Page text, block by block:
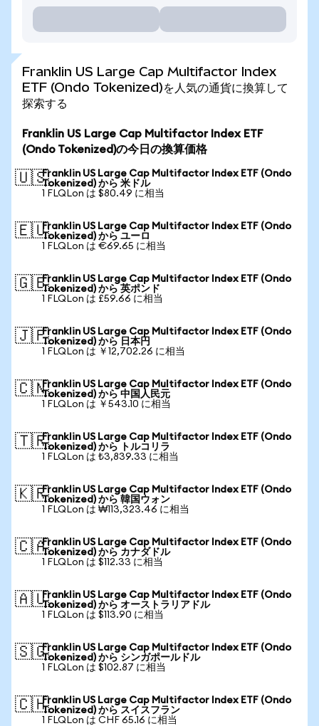
Franklin US Large Cap Multifactor Index
ETF (Ondo Tokenized)を人気の通貨に換算して
探索する
Franklin US Large Cap Multifactor Index ETF
(Ondo Tokenized)の今日の換算価格
🇺🇸Franklin US Large Cap Multifactor Index ETF (Ondo
Tokenized) から 米ドル
1 FLQLon は $80.49 に相当
🇪🇺Franklin US Large Cap Multifactor Index ETF (Ondo
Tokenized) から ユーロ
1 FLQLon は €69.65 に相当
🇬🇧Franklin US Large Cap Multifactor Index ETF (Ondo
Tokenized) から 英ポンド
1 FLQLon は £59.66 に相当
🇯🇵Franklin US Large Cap Multifactor Index ETF (Ondo
Tokenized) から 日本円
1 FLQLon は ￥12,702.26 に相当
🇨🇳Franklin US Large Cap Multifactor Index ETF (Ondo
Tokenized) から 中国人民元
1 FLQLon は ￥543.10 に相当
🇹🇷Franklin US Large Cap Multifactor Index ETF (Ondo
Tokenized) から トルコリラ
1 FLQLon は ₺3,839.33 に相当
🇰🇷Franklin US Large Cap Multifactor Index ETF (Ondo
Tokenized) から 韓国ウォン
1 FLQLon は ₩113,323.46 に相当
🇨🇦Franklin US Large Cap Multifactor Index ETF (Ondo
Tokenized) から カナダドル
1 FLQLon は $112.33 に相当
🇦🇺Franklin US Large Cap Multifactor Index ETF (Ondo
Tokenized) から オーストラリアドル
1 FLQLon は $113.90 に相当
🇸🇬Franklin US Large Cap Multifactor Index ETF (Ondo
Tokenized) から シンガポールドル
1 FLQLon は $102.87 に相当
🇨🇭Franklin US Large Cap Multifactor Index ETF (Ondo
Tokenized) から スイスフラン
1 FLQLon は CHF 65.16 に相当